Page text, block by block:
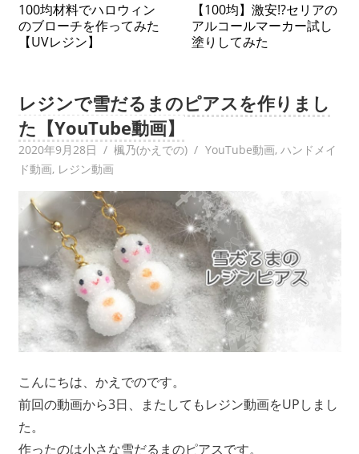
100均材料でハロウィン
のブローチを作ってみた
【UVレジン】
【100均】激安!?セリアの
アルコールマーカー試し
塗りしてみた
レジンで雪だるまのピアスを作りまし
た【YouTube動画】
2020年9月28日 楓乃(かえでの) YouTube動画, ハンドメイ
ド動画, レジン動画
こんにちは、かえでのです。
前回の動画から3日、またしてもレジン動画をUPしまし
た。
作ったのは小さな雪だるまのピアスです。